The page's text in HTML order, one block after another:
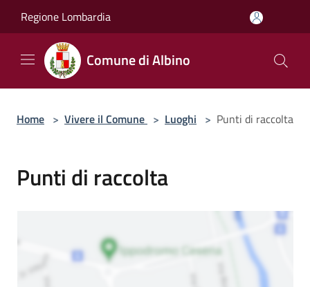
Regione Lombardia
Comune di Albino
Home > Vivere il Comune > Luoghi > Punti di raccolta
Punti di raccolta